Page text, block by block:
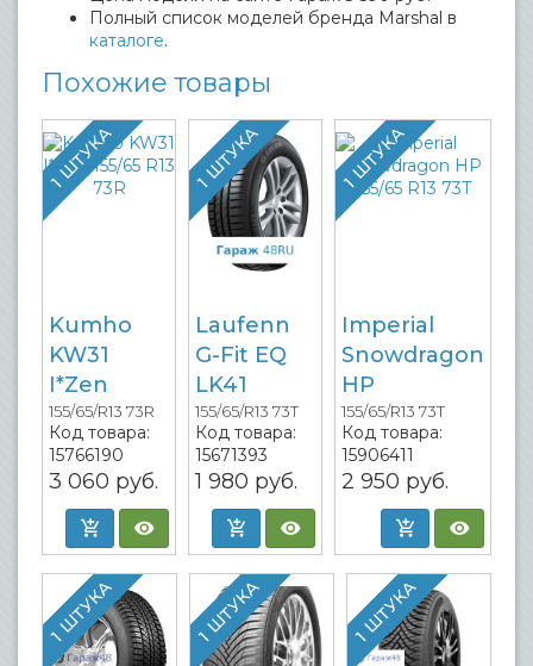
Полный список моделей бренда Marshal в
каталоге.
Похожие товары
1 ШТУКА
Kumho
KW31
I*Zen
155/65/R13 73R
Код товара:
15766190
3 060 руб.
1 ШТУКА
Laufenn
G-Fit EQ
LK41
155/65/R13 73T
Код товара:
15671393
1 980 руб.
1 ШТУКА
Imperial
Snowdragon
HP
155/65/R13 73T
Код товара:
15906411
2 950 руб.
1 ШТУКА 1 ШТУКА 1 ШТУКА